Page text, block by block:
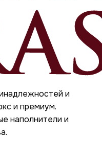
и
и премиум.
наполнители и